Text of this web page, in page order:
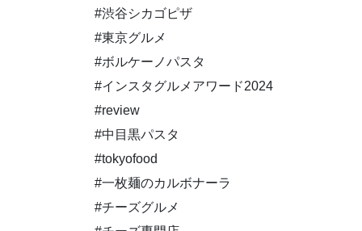
#渋谷シカゴピザ
#東京グルメ
#ボルケーノパスタ
#インスタグルメアワード2024
#review
#中目黒パスタ
#tokyofood
#一枚麺のカルボナーラ
#チーズグルメ